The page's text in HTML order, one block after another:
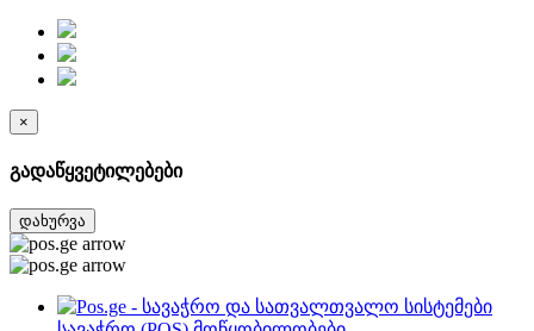
×
გადაწყვეტილებები
დახურვა